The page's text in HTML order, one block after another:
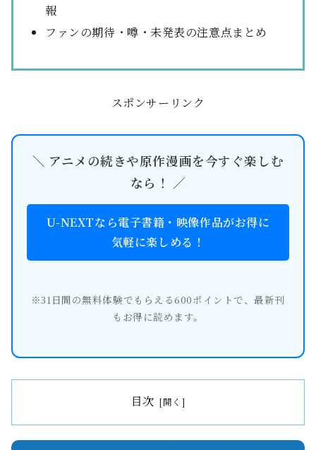
報
ファンの期待・噂・未発表の注意点まとめ
スポンサーリンク
＼ アニメの続きや原作漫画を今すぐ楽しむ
なら！ ／
U-NEXTなら電子書籍・映像作品がお得に
気軽に楽しめる！
※31日間の無料体験でもらえる600ポイントで、最新刊
もお得に読めます。
目次